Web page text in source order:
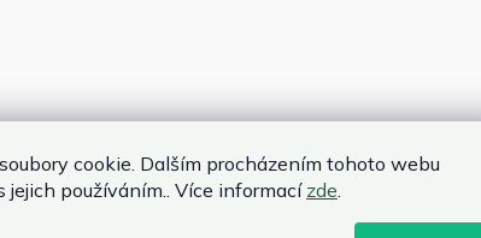
cookie. Dalším procházením tohoto webu
jejich používáním.. Více informacízde.